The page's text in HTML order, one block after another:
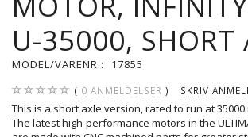
U-35000, SHORT
MODEL/VARENR.: 17855
0 ANMELDELSER SKRIV
This is a short axle version, rated to run at 35000
The latest high-performance motors in the